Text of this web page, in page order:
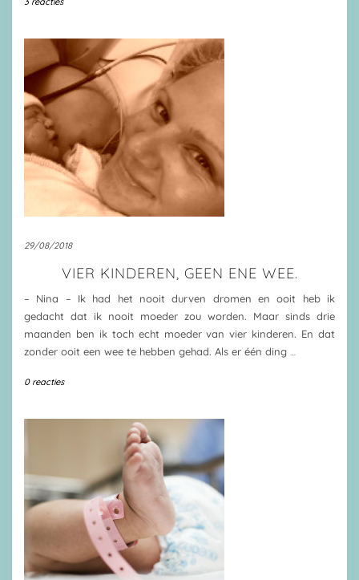
29/08/2018
VIER KINDEREN, GEEN ENE WEE.
– Nina – Ik had het nooit durven dromen en ooit heb ik
gedacht dat ik nooit moeder zou worden. Maar sinds drie
maanden ben ik toch echt moeder van vier kinderen. En dat
zonder ooit een wee te hebben gehad. Als er één ding
0 reacties